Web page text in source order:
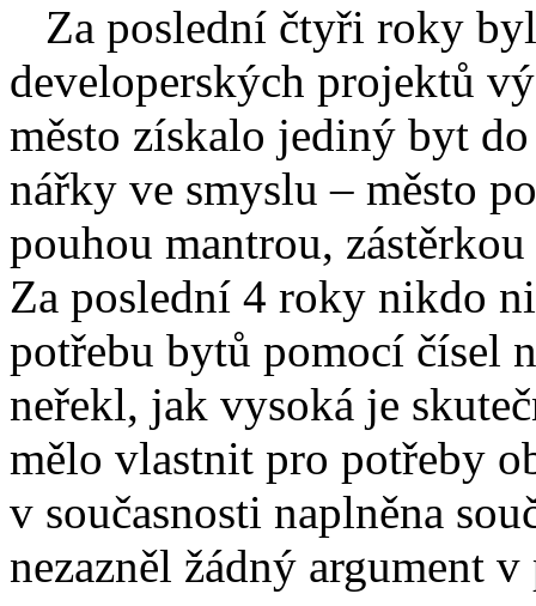
Za poslední čtyři roky
developerských projektů
město získalo jediný byt
nářky ve smyslu – město
pouhou mantrou,
Za poslední 4 roky nikdo
potřebu bytů pomocí čísel
neřekl, jak vysoká je
mělo vlastnit pro potřeby
v současnosti naplněna
nezazněl žádný argument